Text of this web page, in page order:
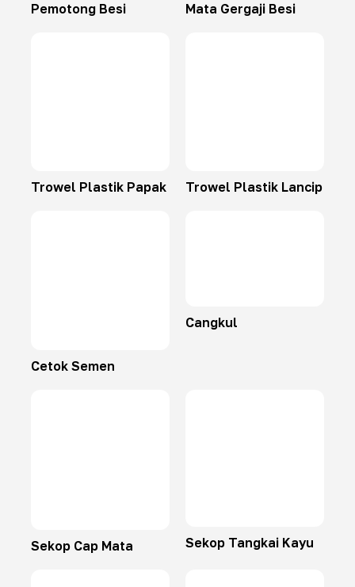
Pemotong Besi Mata Gergaji Besi
Trowel Plastik Papak Trowel Plastik Lancip
Cetok Semen
Cangkul
Sekop Cap Mata Sekop Tangkai Kayu